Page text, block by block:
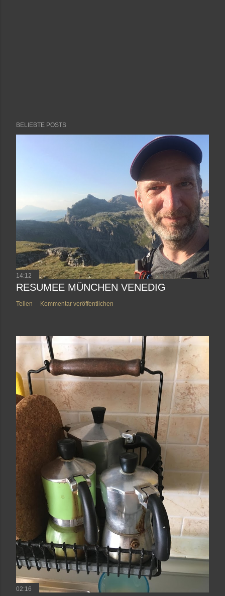
BELIEBTE POSTS
14:12
RESUMEE MÜNCHEN VENEDIG
Teilen Kommentar veröffentlichen
02:16